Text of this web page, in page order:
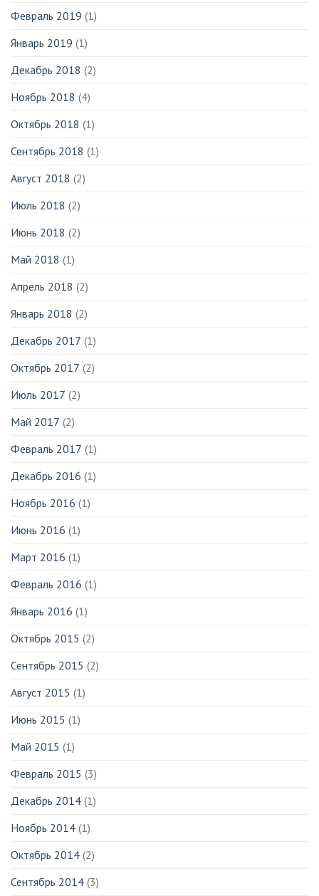
Февраль 2019 (1)
Январь 2019 (1)
Декабрь 2018 (2)
Ноябрь 2018 (4)
Октябрь 2018 (1)
Сентябрь 2018 (1)
Август 2018 (2)
Июль 2018 (2)
Июнь 2018 (2)
Май 2018 (1)
Апрель 2018 (2)
Январь 2018 (2)
Декабрь 2017 (1)
Октябрь 2017 (2)
Июль 2017 (2)
Май 2017 (2)
Февраль 2017 (1)
Декабрь 2016 (1)
Ноябрь 2016 (1)
Июнь 2016 (1)
Март 2016 (1)
Февраль 2016 (1)
Январь 2016 (1)
Октябрь 2015 (2)
Сентябрь 2015 (2)
Август 2015 (1)
Июнь 2015 (1)
Май 2015 (1)
Февраль 2015 (3)
Декабрь 2014 (1)
Ноябрь 2014 (1)
Октябрь 2014 (2)
Сентябрь 2014 (3)